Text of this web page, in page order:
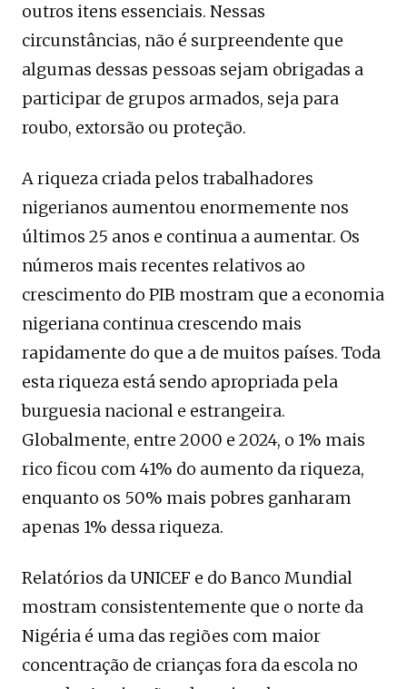
outros itens essenciais. Nessas
circunstâncias, não é surpreendente que
algumas dessas pessoas sejam obrigadas a
participar de grupos armados, seja para
roubo, extorsão ou proteção.
A riqueza criada pelos trabalhadores
nigerianos aumentou enormemente nos
últimos 25 anos e continua a aumentar. Os
números mais recentes relativos ao
crescimento do PIB mostram que a economia
nigeriana continua crescendo mais
rapidamente do que a de muitos países. Toda
esta riqueza está sendo apropriada pela
burguesia nacional e estrangeira.
Globalmente, entre 2000 e 2024, o 1% mais
rico ficou com 41% do aumento da riqueza,
enquanto os 50% mais pobres ganharam
apenas 1% dessa riqueza.
Relatórios da UNICEF e do Banco Mundial
mostram consistentemente que o norte da
Nigéria é uma das regiões com maior
concentração de crianças fora da escola no